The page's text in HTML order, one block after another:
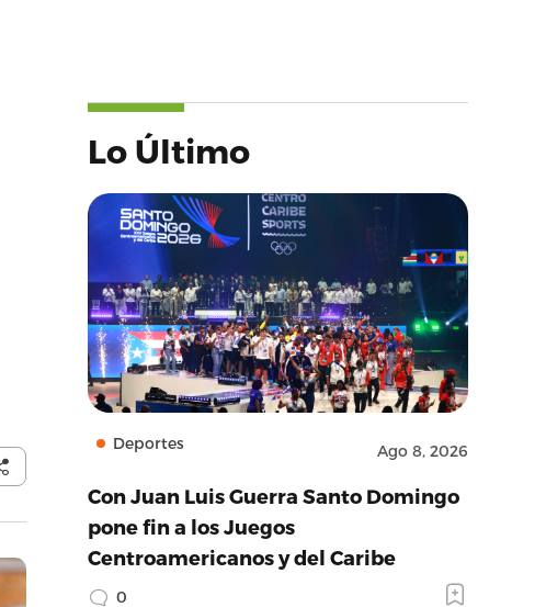
Lo Último
Deportes Ago 8, 2026
Con Juan Luis Guerra Santo Domingo
pone fin a los Juegos
Centroamericanos y del Caribe
0